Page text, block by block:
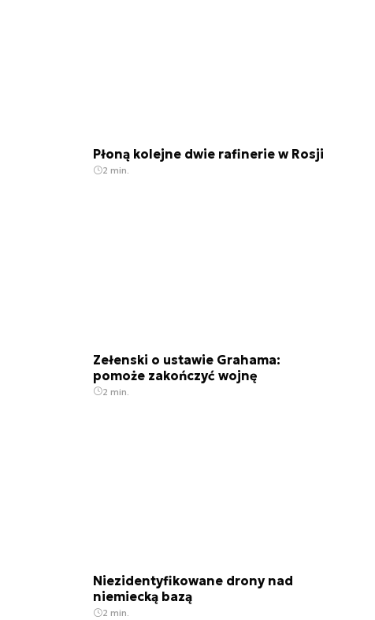
Płoną kolejne dwie rafinerie w Rosji
2 min.
Zełenski o ustawie Grahama:
pomoże zakończyć wojnę
2 min.
Niezidentyfikowane drony nad
niemiecką bazą
2 min.